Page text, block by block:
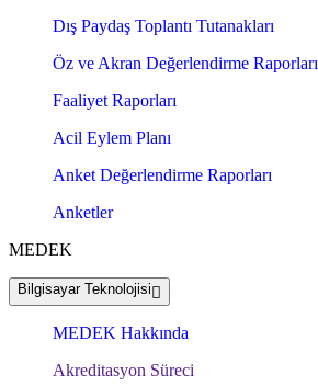
Dış Paydaş Toplantı Tutanakları
Öz ve Akran Değerlendirme Raporları
Faaliyet Raporları
Acil Eylem Planı
Anket Değerlendirme Raporları
Anketler
MEDEK
Bilgisayar Teknolojisi
MEDEK Hakkında
Akreditasyon Süreci